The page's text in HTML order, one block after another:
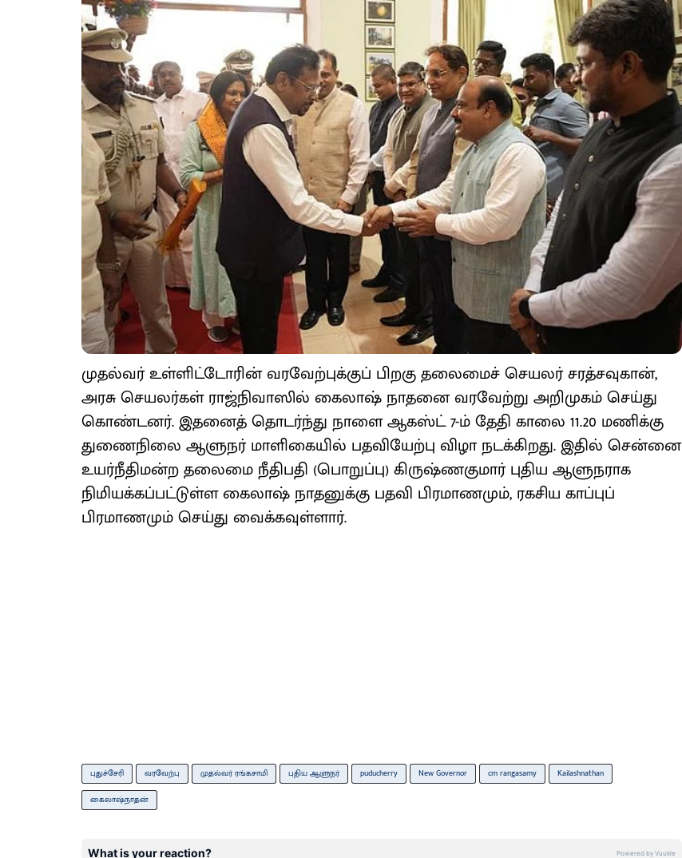
முதல்வர் உள்ளிட்டோரின் வரவேற்புக்குப் பிறகு தலைமைச் செயலர் சரத்சவுகான்,
அரசு செயலர்கள் ராஜ்நிவாஸில் கைலாஷ் நாதனை வரவேற்று அறிமுகம் செய்து
கொண்டனர். இதனைத் தொடர்ந்து நாளை ஆகஸ்ட் 7-ம் தேதி காலை 11.20 மணிக்கு
துணைநிலை ஆளுநர் மாளிகையில் பதவியேற்பு விழா நடக்கிறது. இதில் சென்னை
உயர்நீதிமன்ற தலைமை நீதிபதி (பொறுப்பு) கிருஷ்ணகுமார் புதிய ஆளுநராக
நிமியக்கப்பட்டுள்ள கைலாஷ் நாதனுக்கு பதவி பிரமாணமும், ரகசிய காப்புப்
பிரமாணமும் செய்து வைக்கவுள்ளார்.
புதுச்சேரி வரவேற்பு முதல்வர் ரங்கசாமி புதிய ஆளுநர் puducherry New Governor cm rangasamy Kailashnathan
கைலாஷ்நாதன்